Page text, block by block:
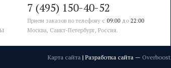
7 (495) 150-40-52
Прием заказов по телефону с 09:00до 22:00
Москва, Санкт-Петербург, Россия.
Карта сайта | Разработка сайта — Overboost